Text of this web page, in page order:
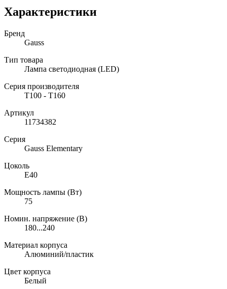
Характеристики
Бренд
Gauss
Тип товара
Лампа светодиодная (LED)
Серия производителя
T100 - T160
Артикул
11734382
Серия
Gauss Elementary
Цоколь
E40
Мощность лампы (Вт)
75
Номин. напряжение (В)
180...240
Материал корпуса
Алюминий/пластик
Цвет корпуса
Белый